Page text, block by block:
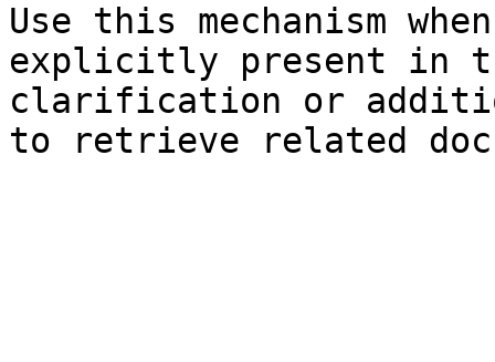
Use this mechanism
explicitly present in
clarification or